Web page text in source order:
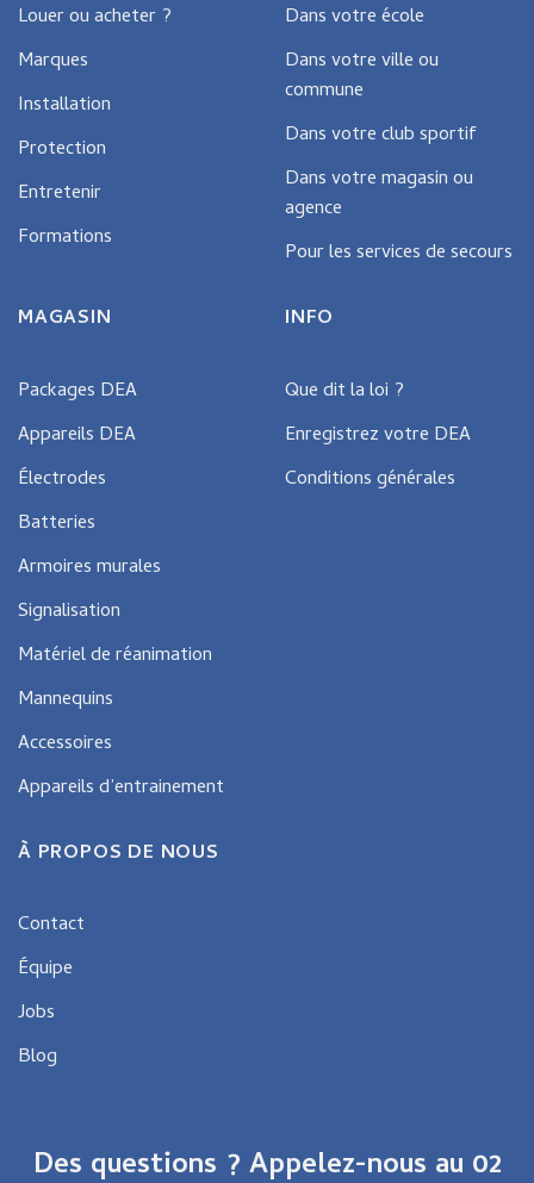
product
page
Louer ou acheter ?
Marques
Installation
Protection
Entretenir
Formations
Dans votre école
Dans votre ville ou
commune
Dans votre club sportif
Dans votre magasin ou
agence
Pour les services de secours
MAGASIN
Packages DEA
Appareils DEA
Électrodes
Batteries
Armoires murales
Signalisation
Matériel de réanimation
Mannequins
Accessoires
Appareils d’entrainement
INFO
Que dit la loi ?
Enregistrez votre DEA
Conditions générales
À PROPOS DE NOUS
Contact
Équipe
Jobs
Blog
Des questions ? Appelez-nous au 02